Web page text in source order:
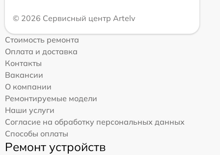
© 2026 Сервисный центр Artelv
Стоимость ремонта
Оплата и доставка
Контакты
Вакансии
О компании
Ремонтируемые модели
Наши услуги
Согласие на обработку персональных данных
Способы оплаты
Ремонт устройств